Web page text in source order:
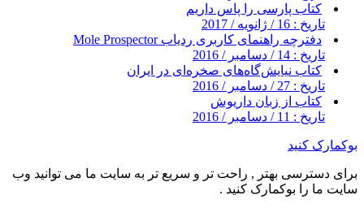
کتاب پارسی را پاس داریم
تاریخ : 16 / ژانویه / 2017
دفترچه راهنمای کاربری ردیاب Mole Prospector
تاریخ : 14 / دسامبر / 2016
کتاب نیایش‌گاه‌های صخره‌ای در ایران
تاریخ : 27 / دسامبر / 2016
کتاب از زبان داریوش
تاریخ : 11 / دسامبر / 2016
بوکمارک کنید
برای دسترسی بهتر , راحت تر و سریع تر به سایت ما می توانید وب
سایت ما را بوکمارک کنید .